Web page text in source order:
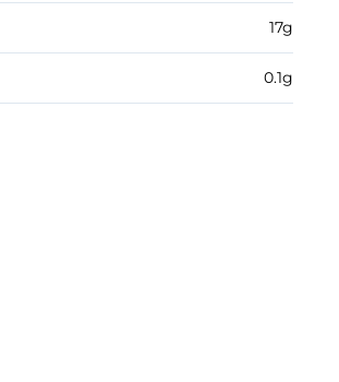
17g
0.1g